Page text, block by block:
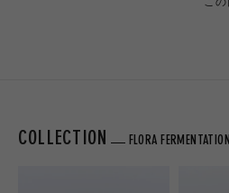
COLLECTION FLORA FERMENTATION